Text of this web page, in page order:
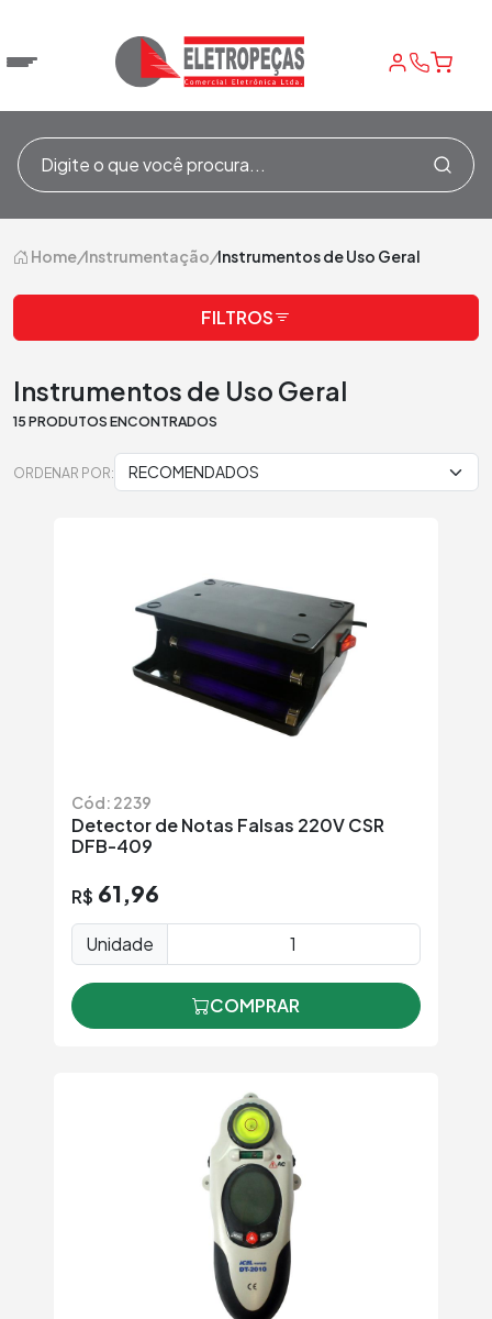
Home/Instrumentação/Instrumentos de Uso Geral
FILTROS
Instrumentos de Uso Geral
15 PRODUTOS ENCONTRADOS
ORDENAR POR:
Cód: 2239
Detector de Notas Falsas 220V CSR
DFB-409
R$ 61,96
Unidade
COMPRAR